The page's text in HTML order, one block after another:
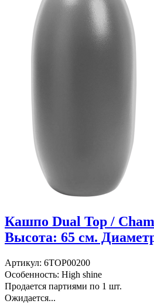
Кашпо Dual Top /
Высота: 65 см.
Артикул: 6TOP00200
Особенность: High shine
Продается партиями по 1 шт.
Ожидается...